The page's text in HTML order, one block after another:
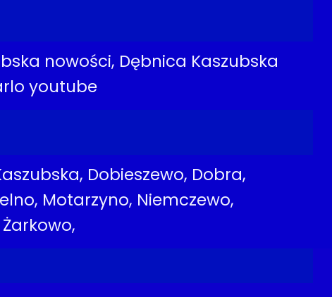
nowości, Dębnica Kaszubska
youtube
Dobieszewo, Dobra,
Motarzyno, Niemczewo,